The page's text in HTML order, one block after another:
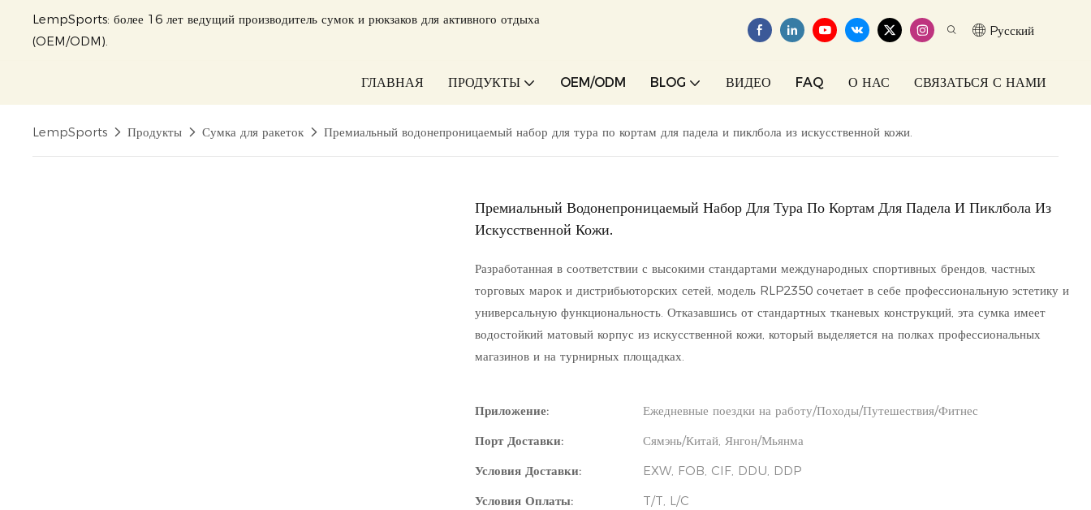
LempSports: более 16 лет ведущий производитель сумок и рюкзаков для активного отдыха
(OEM/ODM).
Pусский
ГЛАВНАЯ ПРОДУКТЫ OEM/ODM BLOG ВИДЕО FAQ О НАС СВЯЗАТЬСЯ С НАМИ
LempSports Продукты Сумка для ракеток Премиальный водонепроницаемый набор для тура по кортам для падела и пиклбола из искусственной кожи.
Премиальный Водонепроницаемый Набор Для Тура По Кортам Для Падела И Пиклбола Из
Искусственной Кожи.
Разработанная в соответствии с высокими стандартами международных спортивных брендов, частных
торговых марок и дистрибьюторских сетей, модель RLP2350 сочетает в себе профессиональную эстетику и
универсальную функциональность. Отказавшись от стандартных тканевых конструкций, эта сумка имеет
водостойкий матовый корпус из искусственной кожи, который выделяется на полках профессиональных
магазинов и на турнирных площадках.
Приложение:
Ежедневные поездки на работу/Походы/Путешествия/Фитнес
Порт Доставки:
Сямэнь/Китай, Янгон/Мьянма
Условия Доставки:
EXW, FOB, CIF, DDU, DDP
Условия Оплаты:
T/T, L/C